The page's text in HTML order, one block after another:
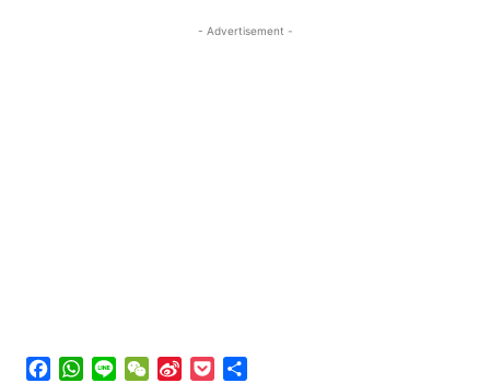
- Advertisement -
Facebook
WhatsApp
Line WeChat
Sina
Pocket